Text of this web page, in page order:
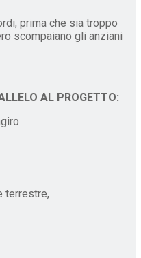
prima che sia troppo
scompaiano gli anziani
AL PROGETTO:
terrestre,